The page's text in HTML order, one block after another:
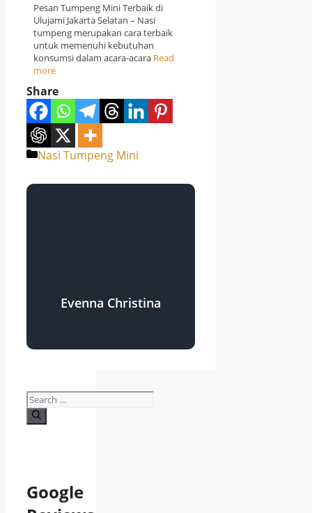
Pesan Tumpeng Mini Terbaik di
Ulujami Jakarta Selatan – Nasi
tumpeng merupakan cara terbaik
untuk memenuhi kebutuhan
konsumsi dalam acara-acara Read
more
Share
Categories
Nasi Tumpeng Mini
Evenna Christina
Search
for:
Google